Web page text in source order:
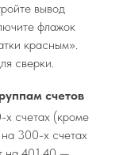
вывод
флажок
красным».
сверки.
счетов
счетах (кроме
300-х счетах